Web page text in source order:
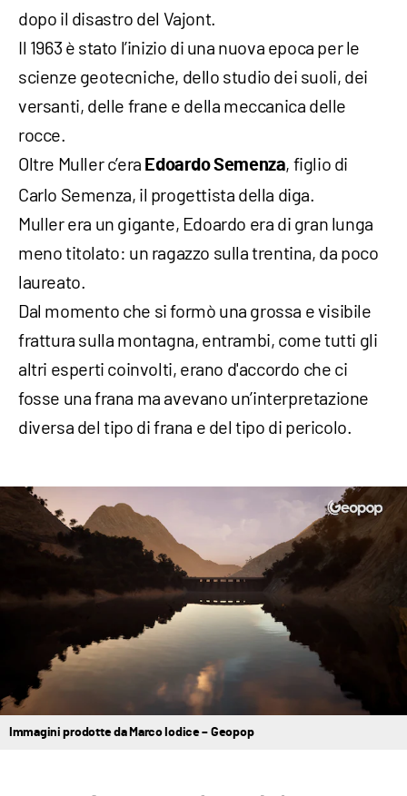
dopo il disastro del Vajont.
Il 1963 è stato l’inizio di una nuova epoca per le
scienze geotecniche, dello studio dei suoli, dei
versanti, delle frane e della meccanica delle
rocce.
Oltre Muller c’era Edoardo Semenza, figlio di
Carlo Semenza, il progettista della diga.
Muller era un gigante, Edoardo era di gran lunga
meno titolato: un ragazzo sulla trentina, da poco
laureato.
Dal momento che si formò una grossa e visibile
frattura sulla montagna, entrambi, come tutti gli
altri esperti coinvolti, erano d'accordo che ci
fosse una frana ma avevano un’interpretazione
diversa del tipo di frana e del tipo di pericolo.
Immagini prodotte da Marco Iodice – Geopop